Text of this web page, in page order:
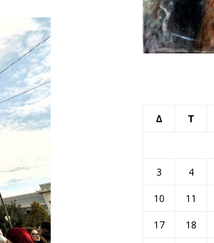
Δ Τ
3
4
10
11
17
18